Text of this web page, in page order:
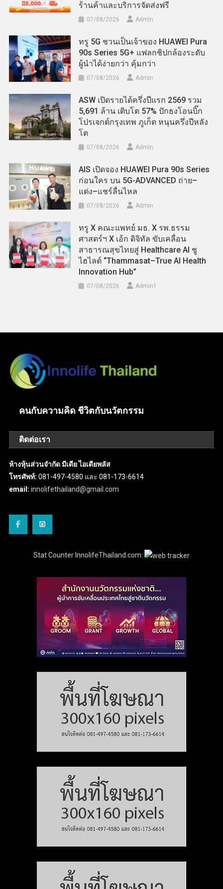
ร้านค้าและบริการจัดส่งฟรี
07/08/2026 Admin
ทรู 5G ชวนเป็นเจ้าของ HUAWEI Pura
90s Series 5G+ แฟลกชิปกล้องระดับ
ผู้นำได้ง่ายกว่า คุ้มกว่า
07/08/2026 Admin
ASW เปิดรายได้ครึ่งปีแรก 2569 รวม
5,691 ล้าน เติบโต 57% ปักธงโอนบิ๊ก
โปรเจกต์กรุงเทพ ภูเก็ต หนุนครึ่งปีหลัง
โต
07/08/2026 Admin
AIS เปิดจอง HUAWEI Pura 90s Series
ก่อนใคร บน 5G-ADVANCED ถ่าย–
แต่ง–แชร์ลื่นไหล
07/08/2026 Admin
ทรู X คณะแพทย์ มธ. X รพ.ธรรม
ศาสตร์ฯ X เอ้ก ดิจิทัล ขับเคลื่อน
สาธารณสุขไทยสู่ Healthcare AI ชู
ไฮไลต์ “Thammasat–True AI Health
Innovation Hub”
07/08/2026 Admin​1
คนกับความคิด ชีวิตกับนวัตกรรม
ติดต่อเรา
ห้างหุ้นส่วนจำกัด มีเดีย ไอเดียพลัส
โทรศัพท์: 081-497-4580 และ 081-173-6614
email: innolifethailand@gmail.com
Stat Counter InnolifeThailand.com: